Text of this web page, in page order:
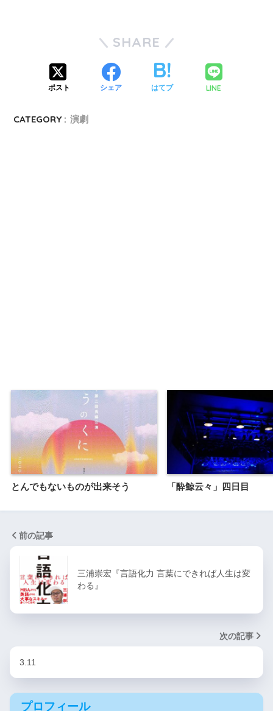
SHARE
ポスト シェア はてブ LINE
CATEGORY : 演劇
とんでもないものが出来そう 「酔鯨云々」四日目
前の記事
三浦崇宏『言語化力 言葉にできれば人生は変
わる』
次の記事
3.11
プロフィール